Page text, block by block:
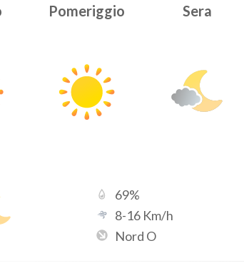
Pomeriggio Sera
69%
8-16 Km/h
Nord O